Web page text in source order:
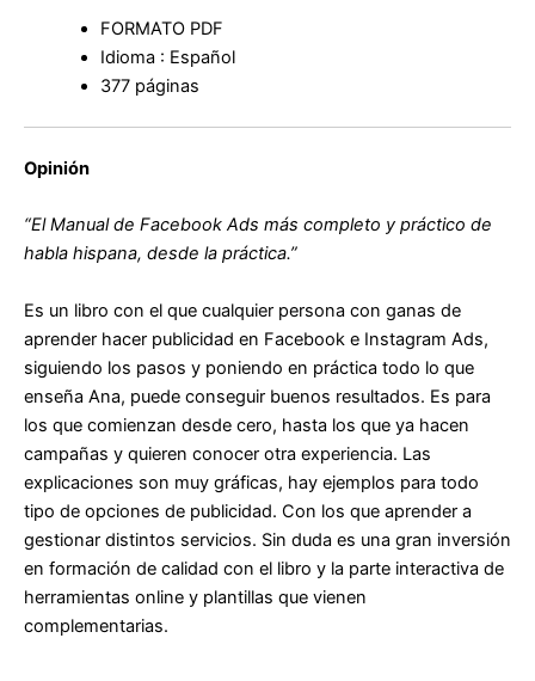
FORMATO PDF
Idioma : Español
377 páginas
Opinión
“El Manual de Facebook Ads más completo y práctico de
habla hispana, desde la práctica.”
Es un libro con el que cualquier persona con ganas de
aprender hacer publicidad en Facebook e Instagram Ads,
siguiendo los pasos y poniendo en práctica todo lo que
enseña Ana, puede conseguir buenos resultados. Es para
los que comienzan desde cero, hasta los que ya hacen
campañas y quieren conocer otra experiencia. Las
explicaciones son muy gráficas, hay ejemplos para todo
tipo de opciones de publicidad. Con los que aprender a
gestionar distintos servicios. Sin duda es una gran inversión
en formación de calidad con el libro y la parte interactiva de
herramientas online y plantillas que vienen
complementarias.